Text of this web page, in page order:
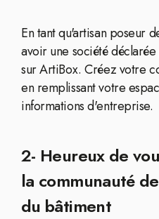
En tant qu'artisan poseur
avoir une société
sur ArtiBox. Créez votre
en remplissant votre
informations d'entreprise.
2- Heureux de
la communauté
du bâtiment